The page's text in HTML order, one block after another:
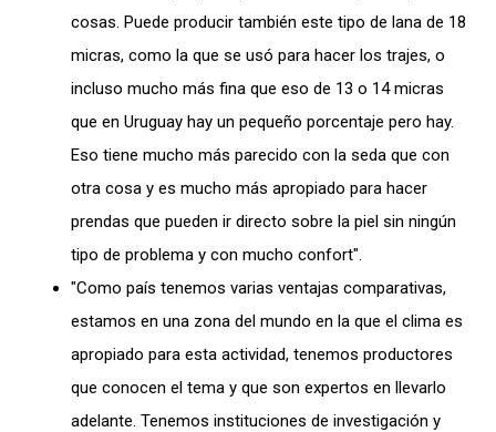
cosas. Puede producir también este tipo de lana de 18
micras, como la que se usó para hacer los trajes, o
incluso mucho más fina que eso de 13 o 14 micras
que en Uruguay hay un pequeño porcentaje pero hay.
Eso tiene mucho más parecido con la seda que con
otra cosa y es mucho más apropiado para hacer
prendas que pueden ir directo sobre la piel sin ningún
tipo de problema y con mucho confort".
"Como país tenemos varias ventajas comparativas,
estamos en una zona del mundo en la que el clima es
apropiado para esta actividad, tenemos productores
que conocen el tema y que son expertos en llevarlo
adelante. Tenemos instituciones de investigación y